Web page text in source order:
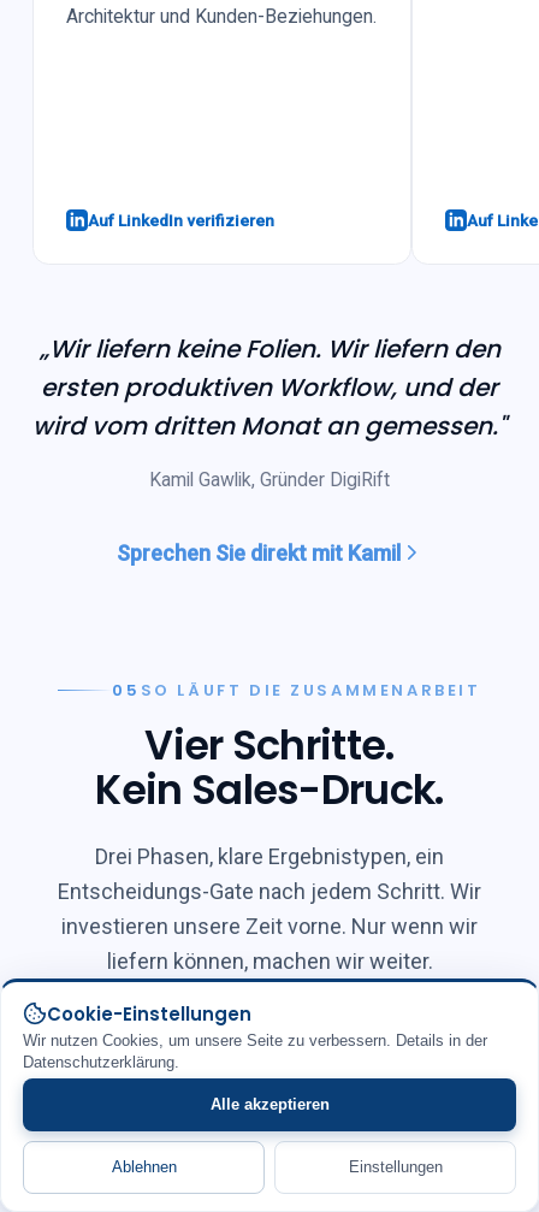
Cookie-Einstellungen
Wir nutzen Cookies, um unsere Seite zu verbessern. Details in der
Datenschutzerklärung.
Alle akzeptieren
Ablehnen Einstellungen
Architektur und Kunden-Beziehungen.
Auf LinkedIn verifizieren Auf
„Wir liefern keine Folien. Wir liefern den
ersten produktiven Workflow, und der
wird vom dritten Monat an gemessen."
Kamil Gawlik, Gründer DigiRift
Sprechen Sie direkt mit Kamil
05 SO LÄUFT DIE ZUSAMMENARBEIT
Vier Schritte.
Kein Sales-Druck.
Drei Phasen, klare Ergebnistypen, ein
Entscheidungs-Gate nach jedem Schritt. Wir
investieren unsere Zeit vorne. Nur wenn wir
liefern können, machen wir weiter.
Erstgespräch